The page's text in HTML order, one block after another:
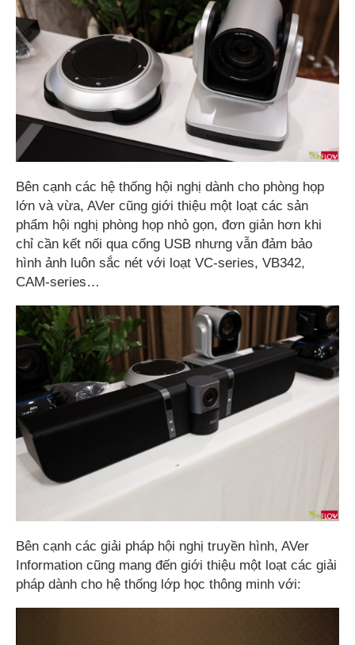
Bên cạnh các hệ thống hội nghị dành cho phòng họp
lớn và vừa, AVer cũng giới thiệu một loạt các sản
phẩm hội nghị phòng họp nhỏ gọn, đơn giản hơn khi
chỉ cần kết nối qua cổng USB nhưng vẫn đảm bảo
hình ảnh luôn sắc nét với loạt VC-series, VB342,
CAM-series…
Bên cạnh các giải pháp hội nghị truyền hình, AVer
Information cũng mang đến giới thiệu một loạt các giải
pháp dành cho hệ thống lớp học thông minh với: